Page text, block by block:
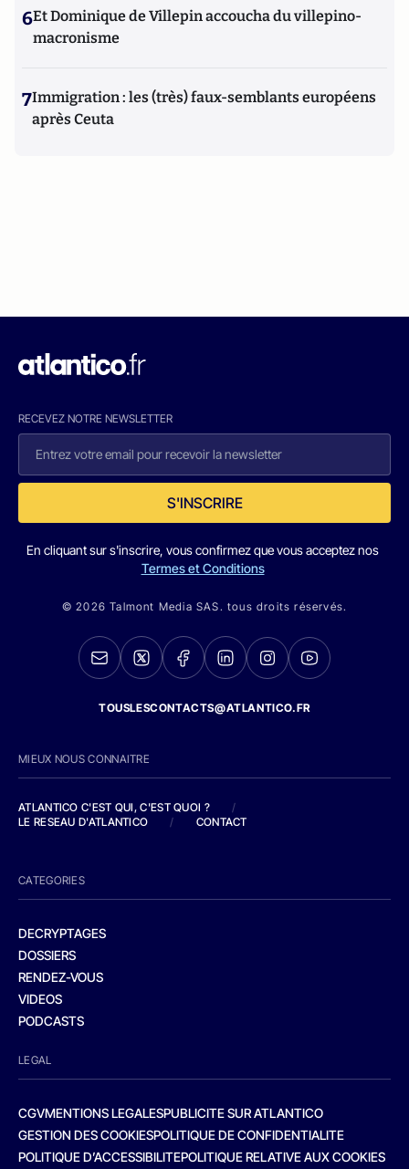
6Et Dominique de Villepin accoucha du villepino-
macronisme
7Immigration : les (très) faux-semblants européens
après Ceuta
RECEVEZ NOTRE NEWSLETTER
S'INSCRIRE
En cliquant sur s'inscrire, vous confirmez que vous acceptez nos
Termes et Conditions
© 2026 Talmont Media SAS. tous droits réservés.
TOUSLESCONTACTS@ATLANTICO.FR
MIEUX NOUS CONNAITRE
ATLANTICO C'EST QUI, C'EST QUOI ?
/
LE RESEAU D'ATLANTICO
/ CONTACT
CATEGORIES
DECRYPTAGES
DOSSIERS
RENDEZ-VOUS
VIDEOS
PODCASTS
LEGAL
CGVMENTIONS LEGALESPUBLICITE SUR ATLANTICO
GESTION DES COOKIESPOLITIQUE DE CONFIDENTIALITE
POLITIQUE D’ACCESSIBILITEPOLITIQUE RELATIVE AUX COOKIES